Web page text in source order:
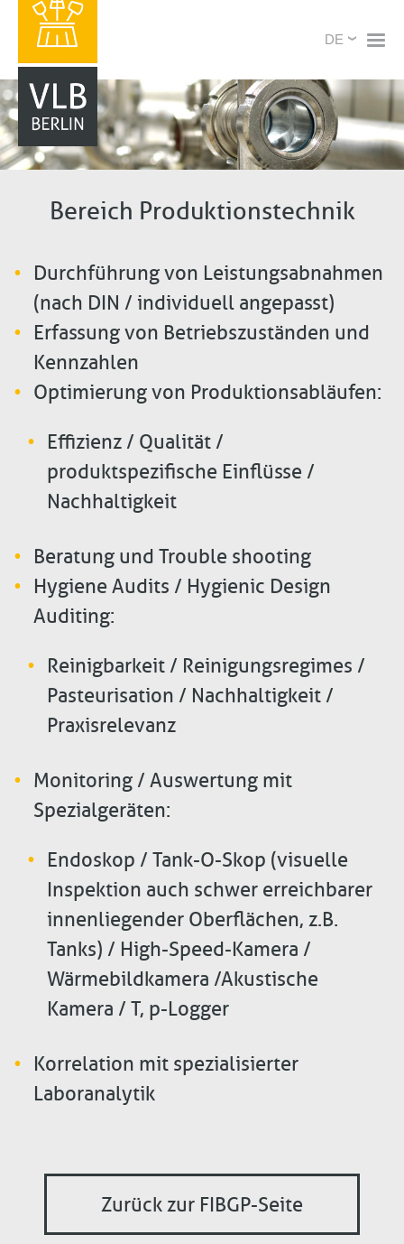
Inhalt
X
Select
Bereich Produktionstechnik
Durchführung von Leistungsabnahmen
(nach DIN / individuell angepasst)
Erfassung von Betriebszuständen und
Kennzahlen
Optimierung von Produktionsabläufen:
Effizienz / Qualität /
produktspezifische Einflüsse /
Nachhaltigkeit
Beratung und Trouble shooting
Hygiene Audits / Hygienic Design
Auditing:
Reinigbarkeit / Reinigungsregimes /
Pasteurisation / Nachhaltigkeit /
Praxisrelevanz
Monitoring / Auswertung mit
Spezialgeräten:
Endoskop / Tank-O-Skop (visuelle
Inspektion auch schwer erreichbarer
innenliegender Oberflächen, z.B.
Tanks) / High-Speed-Kamera /
Wärmebildkamera /Akustische
Kamera / T, p-Logger
Korrelation mit spezialisierter
Laboranalytik
Zurück zur FIBGP-Seite